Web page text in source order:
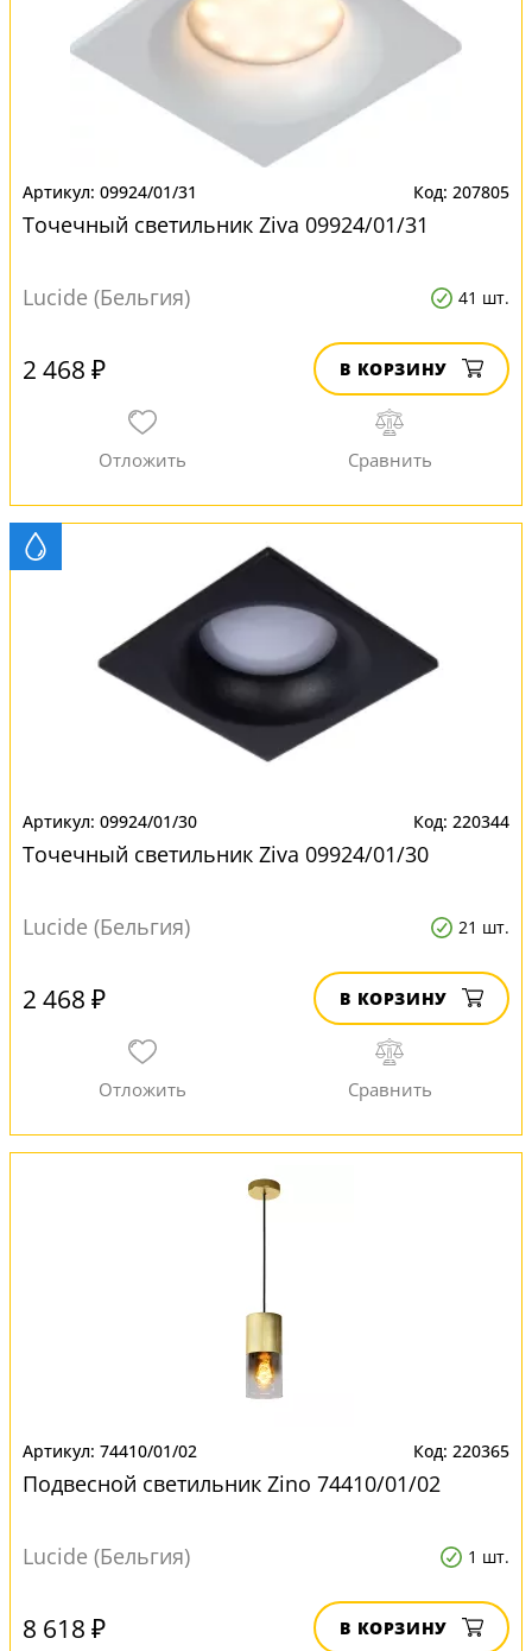
09924/01/31 207805
Точечный светильник Ziva 09924/01/31
Lucide (Бельгия) 41 шт.
2 468 ₽ В КОРЗИНУ
09924/01/30 220344
Точечный светильник Ziva 09924/01/30
Lucide (Бельгия) 21 шт.
2 468 ₽ В КОРЗИНУ
74410/01/02 220365
Подвесной светильник Zino 74410/01/02
Lucide (Бельгия) 1 шт.
8 618 ₽ В КОРЗИНУ